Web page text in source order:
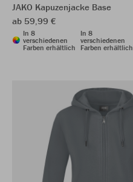
JAKO Kapuzenjacke Base
ab 59,99 €
In 8
verschiedenen
Farben erhältlich
In 8
verschiedenen
Farben erhältlich